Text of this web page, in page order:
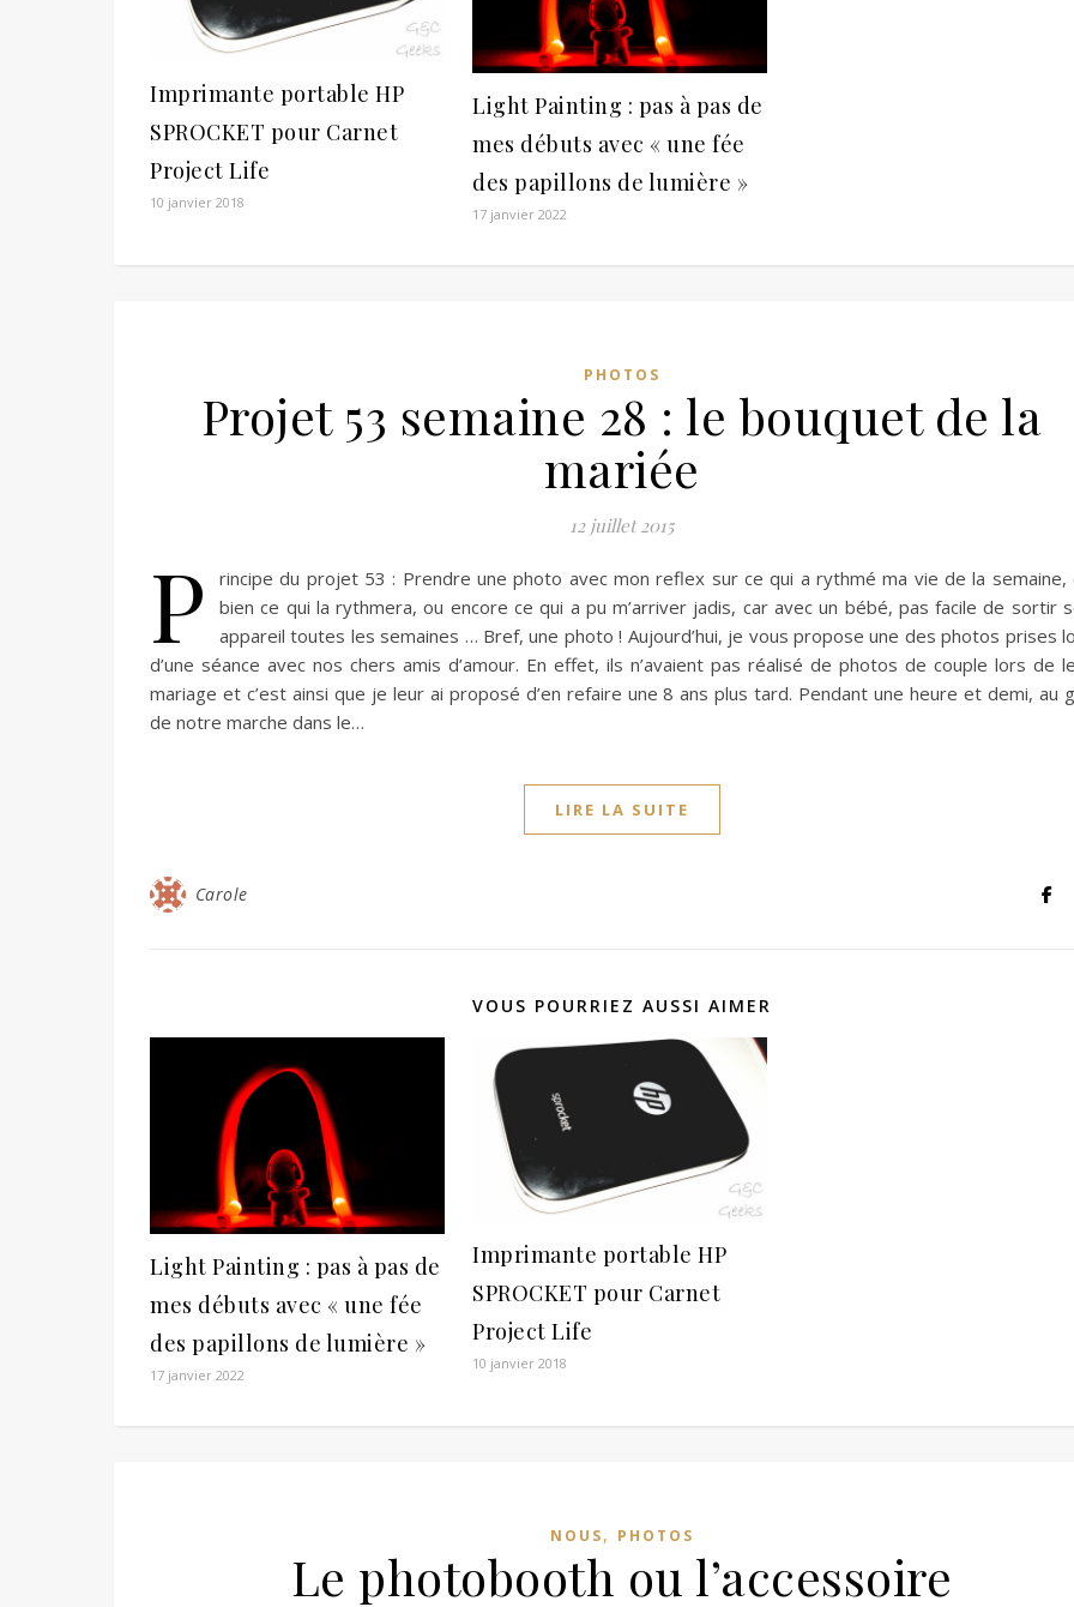
Imprimante portable HP
SPROCKET pour Carnet
Project Life
10 janvier 2018
Light Painting : pas à pas de
mes débuts avec « une fée
des papillons de lumière »
17 janvier 2022
PHOTOS
Projet 53 semaine 28 : le bouquet de la
mariée
12 juillet 2015
P
rincipe du projet 53 : Prendre une photo avec mon reflex sur ce qui a rythmé ma vie de la semaine,
bien ce qui la rythmera, ou encore ce qui a pu m’arriver jadis, car avec un bébé, pas facile de sortir
appareil toutes les semaines … Bref, une photo ! Aujourd’hui, je vous propose une des photos prises
d’une séance avec nos chers amis d’amour. En effet, ils n’avaient pas réalisé de photos de couple lors de
mariage et c’est ainsi que je leur ai proposé d’en refaire une 8 ans plus tard. Pendant une heure et demi, au
de notre marche dans le…
LIRE LA SUITE
Carole
VOUS POURRIEZ AUSSI AIMER
Light Painting : pas à pas de
mes débuts avec « une fée
des papillons de lumière »
17 janvier 2022
Imprimante portable HP
SPROCKET pour Carnet
Project Life
10 janvier 2018
NOUS, PHOTOS
Le photobooth ou l’accessoire